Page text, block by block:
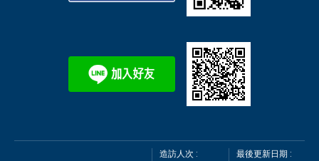
造訪人次 : 最後更新日期 :